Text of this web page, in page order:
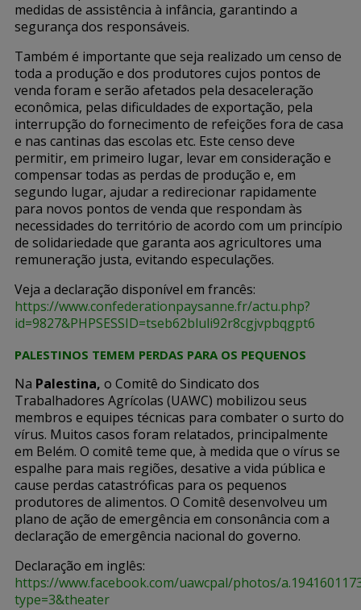
medidas de assistência à infância, garantindo a
segurança dos responsáveis.
Também é importante que seja realizado um censo de
toda a produção e dos produtores cujos pontos de
venda foram e serão afetados pela desaceleração
econômica, pelas dificuldades de exportação, pela
interrupção do fornecimento de refeições fora de casa
e nas cantinas das escolas etc. Este censo deve
permitir, em primeiro lugar, levar em consideração e
compensar todas as perdas de produção e, em
segundo lugar, ajudar a redirecionar rapidamente
para novos pontos de venda que respondam às
necessidades do território de acordo com um princípio
de solidariedade que garanta aos agricultores uma
remuneração justa, evitando especulações.
Veja a declaração disponível em francês:
https://www.confederationpaysanne.fr/actu.php?
id=9827&PHPSESSID=tseb62bluli92r8cgjvpbqgpt6
PALESTINOS TEMEM PERDAS PARA OS PEQUENOS
Na Palestina, o Comitê do Sindicato dos
Trabalhadores Agrícolas (UAWC) mobilizou seus
membros e equipes técnicas para combater o surto do
vírus. Muitos casos foram relatados, principalmente
em Belém. O comitê teme que, à medida que o vírus se
espalhe para mais regiões, desative a vida pública e
cause perdas catastróficas para os pequenos
produtores de alimentos. O Comitê desenvolveu um
plano de ação de emergência em consonância com a
declaração de emergência nacional do governo.
Declaração em inglês:
https://www.facebook.com/uawcpal/photos/
type=3&theater